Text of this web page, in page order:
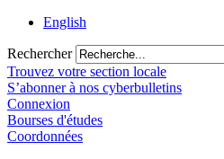
English
Rechercher
Trouvez votre section locale
S’abonner à nos cyberbulletins
Connexion
Bourses d'études
Coordonnées